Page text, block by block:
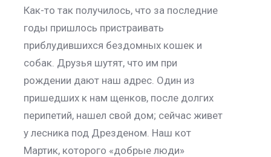
Как-то так получилось, что за последние
годы пришлось пристраивать
приблудившихся бездомных кошек и
собак. Друзья шутят, что им при
рождении дают наш адрес. Один из
пришедших к нам щенков, после долгих
перипетий, нашел свой дом; сейчас живет
у лесника под Дрезденом. Наш кот
Мартик, которого «добрые люди»